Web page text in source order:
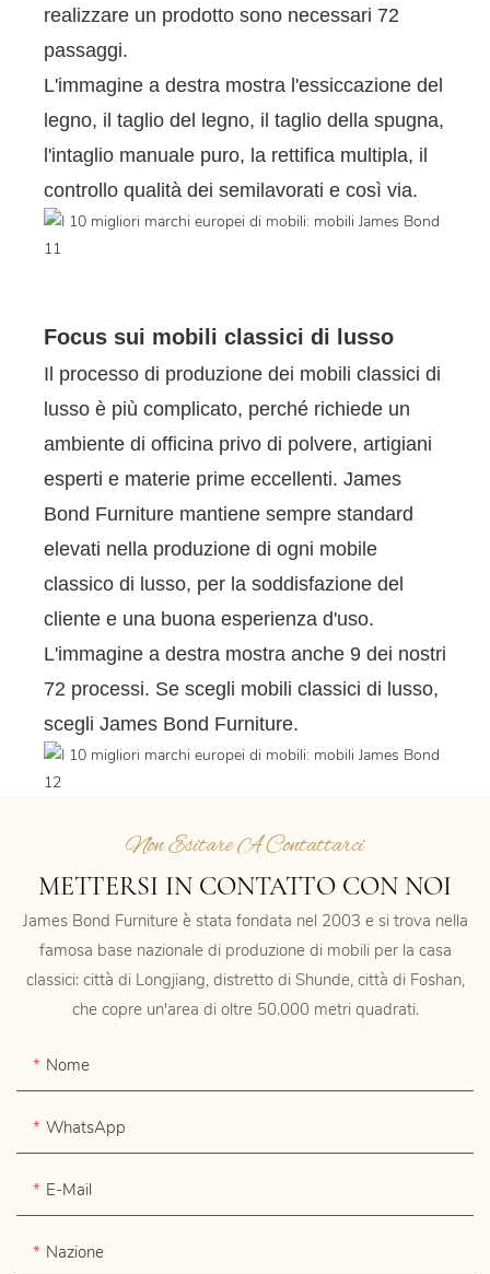
realizzare un prodotto sono necessari 72
passaggi.
L'immagine a destra mostra l'essiccazione del
legno, il taglio del legno, il taglio della spugna,
l'intaglio manuale puro, la rettifica multipla, il
controllo qualità dei semilavorati e così via.
Focus sui mobili classici di lusso
Il processo di produzione dei mobili classici di
lusso è più complicato, perché richiede un
ambiente di officina privo di polvere, artigiani
esperti e materie prime eccellenti. James
Bond Furniture mantiene sempre standard
elevati nella produzione di ogni mobile
classico di lusso, per la soddisfazione del
cliente e una buona esperienza d'uso.
L'immagine a destra mostra anche 9 dei nostri
72 processi. Se scegli mobili classici di lusso,
scegli James Bond Furniture.
Non Esitare A Contattarci
METTERSI IN CONTATTO CON NOI
James Bond Furniture è stata fondata nel 2003 e si trova nella
famosa base nazionale di produzione di mobili per la casa
classici: città di Longjiang, distretto di Shunde, città di Foshan,
che copre un'area di oltre 50.000 metri quadrati.
Nome
WhatsApp
E-Mail
Nazione